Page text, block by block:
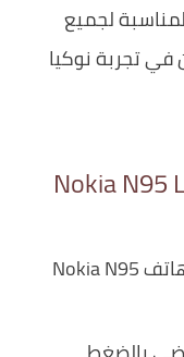
لجميع
تجربة نوكيا
إعادة نمط الشاشة الرئيسية لهاتف Nokia N95